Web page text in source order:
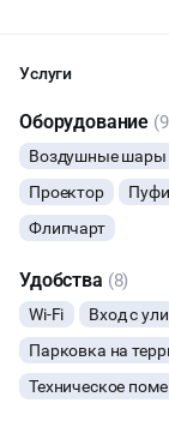
Услуги
Оборудование
Воздушные шары
Проектор
Флипчарт
Удобства (8)
Wi-Fi Вход с
Парковка на
Техническое
ДЕТСКИЕ
Вы можете
или поменять
оставите заявку
9 человек